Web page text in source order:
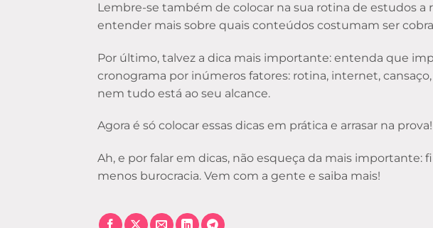
Lembre-se também de colocar na sua rotina de estudos a
entender mais sobre quais conteúdos costumam ser
Por último, talvez a dica mais importante: entenda que
cronograma por inúmeros fatores: rotina, internet,
nem tudo está ao seu alcance.
Agora é só colocar essas dicas em prática e arrasar na prova!
Ah, e por falar em dicas, não esqueça da mais
menos burocracia. Vem com a gente e saiba mais!